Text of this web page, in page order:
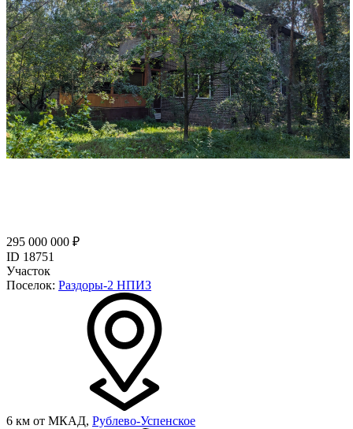
295 000 000 ₽
ID 18751
Участок
Поселок: Раздоры-2 НПИЗ
6 км от МКАД, Рублево-Успенское